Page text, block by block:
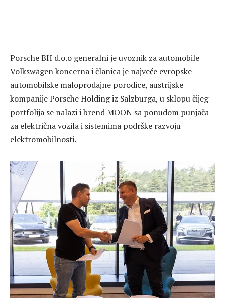
Porsche BH d.o.o generalni je uvoznik za automobile
Volkswagen koncerna i članica je najveće evropske
automobilske maloprodajne porodice, austrijske
kompanije Porsche Holding iz Salzburga, u sklopu čijeg
portfolija se nalazi i brend MOON sa ponudom punjača
za električna vozila i sistemima podrške razvoju
elektromobilnosti.